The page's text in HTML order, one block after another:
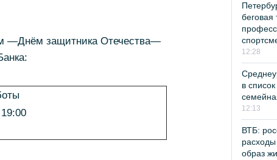
—Днём защитника Отечества—
беговая
12:28
в
12:13
ВТБ:
образ